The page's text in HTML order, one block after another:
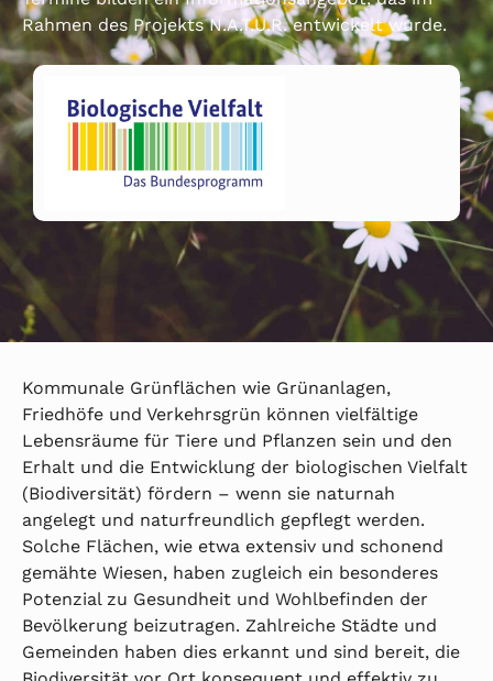
Rahmen des Projekts N.A.T.U.R. entwickelt wurde.
Kommunale Grünflächen wie Grünanlagen,
Friedhöfe und Verkehrsgrün können vielfältige
Lebensräume für Tiere und Pflanzen sein und den
Erhalt und die Entwicklung der biologischen Vielfalt
(Biodiversität) fördern – wenn sie naturnah
angelegt und naturfreundlich gepflegt werden.
Solche Flächen, wie etwa extensiv und schonend
gemähte Wiesen, haben zugleich ein besonderes
Potenzial zu Gesundheit und Wohlbefinden der
Bevölkerung beizutragen. Zahlreiche Städte und
Gemeinden haben dies erkannt und sind bereit, die